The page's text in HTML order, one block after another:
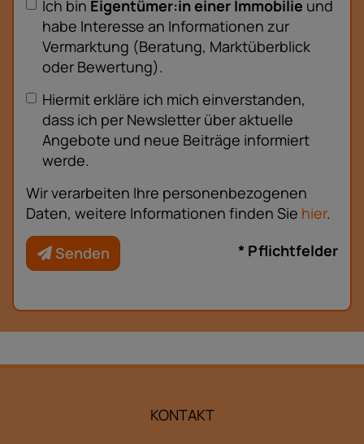
Ich bin Eigentümer:in einer Immobilie und
habe Interesse an Informationen zur
Vermarktung (Beratung, Marktüberblick
oder Bewertung).
Hiermit erkläre ich mich einverstanden,
dass ich per Newsletter über aktuelle
Angebote und neue Beiträge informiert
werde.
Wir verarbeiten Ihre personenbezogenen
Daten, weitere Informationen finden Sie hier.
Senden * Pflichtfelder
KONTAKT